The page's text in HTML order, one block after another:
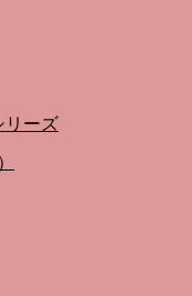
リーズ